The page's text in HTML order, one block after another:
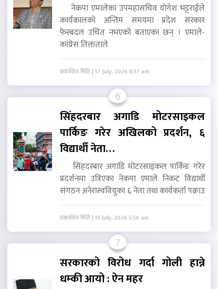
नेकपा एमालेका उपमहासचिव योगेश भट्टराईले
कार्यकालको अन्तिम समयमा प्रदेश सरकार
फेरबदल उचित नभएको बताएका छन् । एमाले-
कांग्रेस तिक्तताले
प्रकाशित मिति | 17 July, 2026 6:17 am
6
सिंहदरबार अगाडि मोटरसाइकल
पार्किङ गरेर अखिलको प्रदर्शन, ६
विद्यार्थी नेता…
सिंहदरबार अगाडि मोटरसाइकल पार्किङ गरेर
प्रदर्शनमा उत्रिएका नेकपा एमाले निकट विद्यार्थी
संगठन अनेरास्ववियुका ६ नेता तथा कार्यकर्ता पक्राउ
प्रकाशित मिति | 15 July, 2026 5:56 am
7
सरकारको विरोध गर्दा गोली हान्ने
धम्की आयो : ऐन महर